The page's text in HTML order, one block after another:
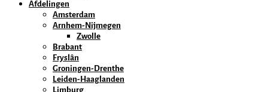
Afdelingen
Amsterdam
Arnhem-Nijmegen
Zwolle
Brabant
Fryslân
Groningen-Drenthe
Leiden-Haaglanden